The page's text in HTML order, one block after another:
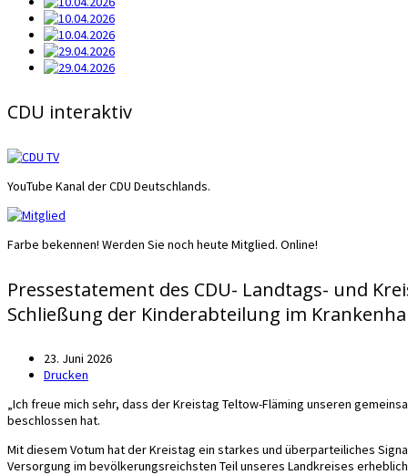
CDU interaktiv
YouTube Kanal der CDU Deutschlands.
Farbe bekennen! Werden Sie noch heute Mitglied. Online!
Pressestatement des CDU- Landtags- und
Schließung der Kinderabteilung im
23. Juni 2026
Drucken
„Ich freue mich sehr, dass der Kreistag Teltow-Fläming unseren
beschlossen hat.
Mit diesem Votum hat der Kreistag ein starkes und überparteiliches
Versorgung im bevölkerungsreichsten Teil unseres Landkreises